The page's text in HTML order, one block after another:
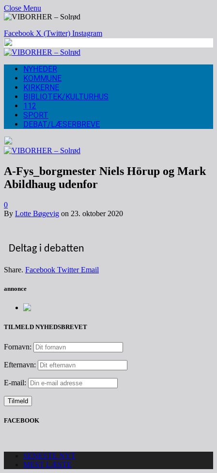
Close Menu
Facebook X (Twitter) Instagram
NYHEDER
KOMMUNE
KIRKERNE
BIBLIOTEK/KULTURHUS
112
SPORT
DEBAT/LÆSERBREVE
A-Fys_borgmester Niels Hörup og Mark
Abildhaug udenfor
0
By Lotte Bøgevig on 23. oktober 2020
Deltag i debatten
Share. Facebook Twitter Email
annonce
TILMELD NYHEDSBREVET
Fornavn:
Efternavn:
E-mail:
FACEBOOK
SENESTE NYT
MEST LÆSTE